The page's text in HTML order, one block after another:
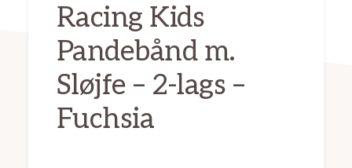
Racing Kids
Pandebånd m.
Sløjfe – 2-lags –
Fuchsia